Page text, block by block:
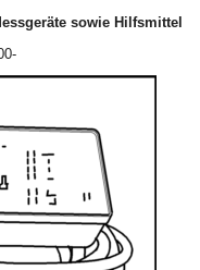
sowie Hilfsmittel